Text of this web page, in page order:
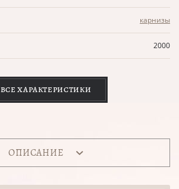
карнизы
2000
ВСЕ ХАРАКТЕРИСТИКИ
ОПИСАНИЕ